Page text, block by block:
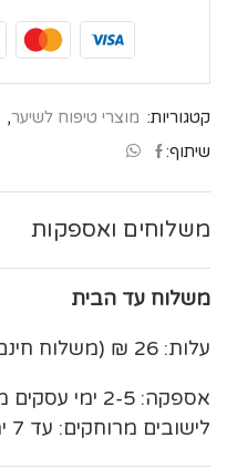
קטגוריות: מוצרי טיפוח לשיער,
שיתוף:
משלוחים ואספקות
משלוח עד הבית
עלות: 26 ₪ (משלוח חינם בקנייה מעל 299 ₪)
אספקה: 2-5 ימי עסקים משליחת ההזמנה
לישובים מרוחקים: עד 7 ימי עסקים משליחת ההזמנה